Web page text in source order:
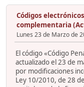
Códigos electrónicos
complementaria
Lunes 23 de Marzo de
El código «Código
actualizado el 23 de
por modificaciones
Ley 10/2010, de 28